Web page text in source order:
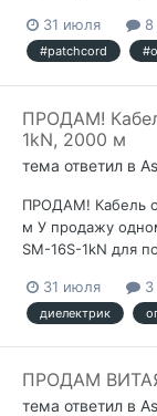
31 июля 8
#patchcord
ПРОДАМ!
1kN, 2000 м
тема ответил в
ПРОДАМ! Кабель
м У продажу
SM-16S-1kN для
31 июля 3
диелектрик
ПРОДАМ
тема ответил в